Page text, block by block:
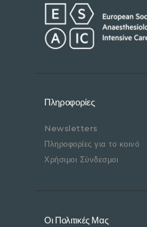
Πληροφορίες
Newsletters
Πληροφορίες για το κοινό
Χρήσιμοι Σύνδεσμοι
Οι Πολιτικές Μας